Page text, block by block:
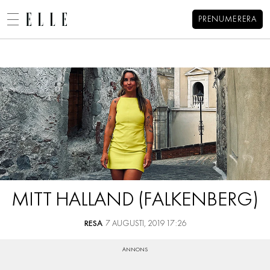
PRENUMERERA
BEAUTY
DECORATION
MAT & VIN
VIDEO
BLOGGAR
MEMBER
Alexandra Pizzonis blogg MENY
HEM
OM ALEXANDRA
KATEGORIER
ARKIV
KONTAKT
MITT HALLAND (FALKENBERG)
RESA 7 AUGUSTI, 2019 17:26